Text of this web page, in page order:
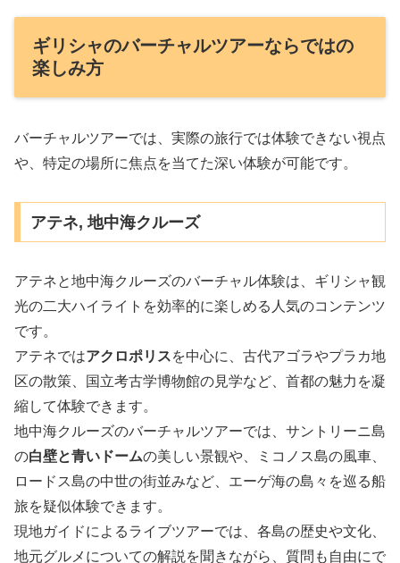
ギリシャのバーチャルツアーならではの
楽しみ方
バーチャルツアーでは、実際の旅行では体験できない視点
や、特定の場所に焦点を当てた深い体験が可能です。
アテネ, 地中海クルーズ
アテネと地中海クルーズのバーチャル体験は、ギリシャ観
光の二大ハイライトを効率的に楽しめる人気のコンテンツ
です。
アテネではアクロポリスを中心に、古代アゴラやプラカ地
区の散策、国立考古学博物館の見学など、首都の魅力を凝
縮して体験できます。
地中海クルーズのバーチャルツアーでは、サントリーニ島
の白壁と青いドームの美しい景観や、ミコノス島の風車、
ロードス島の中世の街並みなど、エーゲ海の島々を巡る船
旅を疑似体験できます。
現地ガイドによるライブツアーでは、各島の歴史や文化、
地元グルメについての解説を聞きながら、質問も自由にで